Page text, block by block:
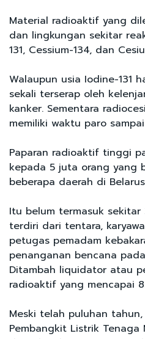
Material radioaktif yang
dan lingkungan sekitar
131, Cessium-134, dan
Walaupun usia Iodine-131
sekali terserap oleh
kanker. Sementara
memiliki waktu paro
Paparan radioaktif tinggi
kepada 5 juta orang yang
beberapa daerah di
Itu belum termasuk
terdiri dari tentara,
petugas pemadam
penanganan bencana
Ditambah liquidator atau
radioaktif yang mencapai
Meski telah puluhan
Pembangkit Listrik Tenaga